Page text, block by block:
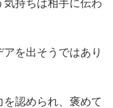
持ちは相手に伝わ
を出そうではあり
認められ、褒めて